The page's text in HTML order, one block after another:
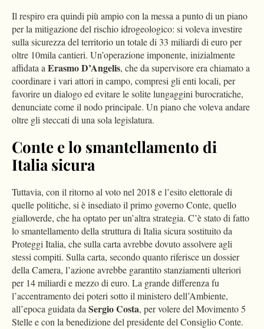
Il respiro era quindi più ampio con la messa a punto di un piano
per la mitigazione del rischio idrogeologico: si voleva investire
sulla sicurezza del territorio un totale di 33 miliardi di euro per
oltre 10mila cantieri. Un’operazione imponente, inizialmente
affidata aErasmo D’Angelis, che da supervisore era chiamato a
coordinare i vari attori in campo, compresi gli enti locali, per
favorire un dialogo ed evitare le solite lungaggini burocratiche,
denunciate come il nodo principale. Un piano che voleva andare
oltre gli steccati di una sola legislatura.
Conte e lo smantellamento di
Italia sicura
Tuttavia, con il ritorno al voto nel 2018 e l’esito elettorale di
quelle politiche, si è insediato il primo governo Conte, quello
gialloverde, che ha optato per un’altra strategia. C’è stato di fatto
lo smantellamento della struttura di Italia sicura sostituito da
Proteggi Italia, che sulla carta avrebbe dovuto assolvere agli
stessi compiti. Sulla carta, secondo quanto riferisce un dossier
della Camera, l’azione avrebbe garantito stanziamenti ulteriori
per 14 miliardi e mezzo di euro. La grande differenza fu
l’accentramento dei poteri sotto il ministero dell’Ambiente,
all’epoca guidata daSergio Costa, per volere del Movimento 5
Stelle e con la benedizione del presidente del Consiglio Conte.